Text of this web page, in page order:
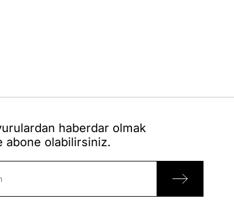
haberdar olmak
abone olabilirsiniz.